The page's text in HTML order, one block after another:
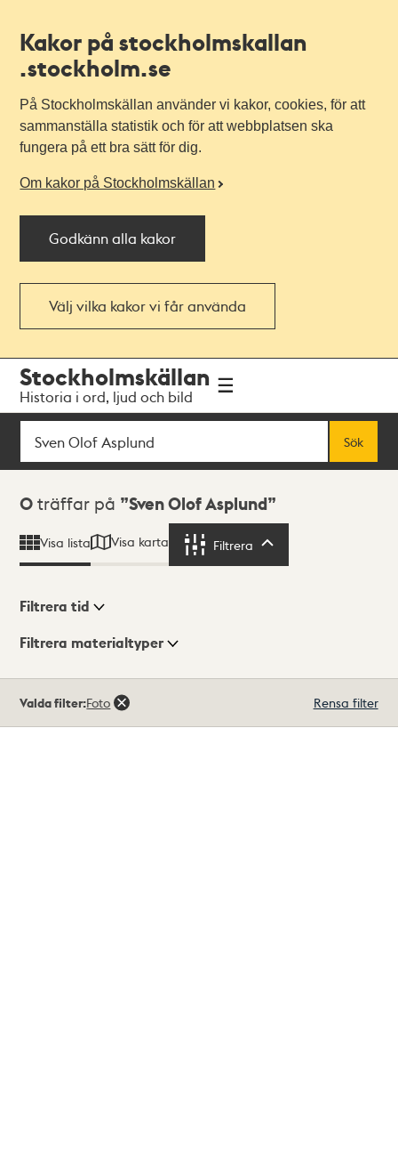
Kakor på stockholmskallan
.stockholm.se
På Stockholmskällan använder vi kakor, cookies, för att
sammanställa statistik och för att webbplatsen ska
fungera på ett bra sätt för dig.
Om kakor på Stockholmskällan
Godkänn alla kakor
Välj vilka kakor vi får använda
navigationen
huvudinnehållet
Stockholmskällan
Historia i ord, ljud och bild
Sök
Sök
Sökresultat
0 träffar på Sven Olof Asplund
Visa lista Visa karta Filtrera
Visningsläge
Filtrera tid
Filtrera materialtyper
träffar
Valda filter:Foto Rensa filter